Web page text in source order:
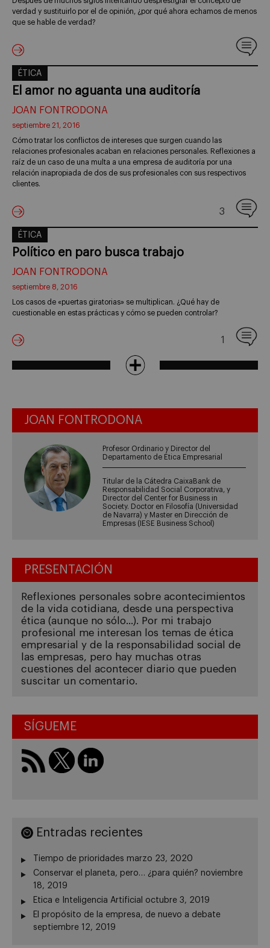
verdad y sustituirlo por el de opinión, ¿por qué ahora echamos de menos
que se hable de verdad?
ÉTICA
El amor no aguanta una auditoría
JOAN FONTRODONA
septiembre 21, 2016
Cómo tratar los conflictos de intereses que surgen cuando las
relaciones profesionales acaban en relaciones personales. Reflexiones a
raíz de un caso de una multa a una empresa de auditoría por una
relación inapropiada de dos de sus profesionales con sus respectivos
clientes.
3
ÉTICA
Político en paro busca trabajo
JOAN FONTRODONA
septiembre 8, 2016
Los casos de «puertas giratorias» se multiplican. ¿Qué hay de
cuestionable en estas prácticas y cómo se pueden controlar?
1
JOAN FONTRODONA
Profesor Ordinario y Director del
Departamento de Ética Empresarial
Titular de la Cátedra CaixaBank de
Responsabilidad Social Corporativa, y
Director del Center for Business in
Society. Doctor en Filosofía (Universidad
de Navarra) y Master en Dirección de
Empresas (IESE Business School)
PRESENTACIÓN
Reflexiones personales sobre acontecimientos
de la vida cotidiana, desde una perspectiva
ética (aunque no sólo...). Por mi trabajo
profesional me interesan los temas de ética
empresarial y de la responsabilidad social de
las empresas, pero hay muchas otras
cuestiones del acontecer diario que pueden
suscitar un comentario.
SÍGUEME
Entradas recientes
Tiempo de prioridades marzo 23, 2020
Conservar el planeta, pero… ¿para quién? noviembre
18, 2019
Etica e Inteligencia Artificial
octubre 3, 2019
El propósito de la empresa, de nuevo a debate
septiembre 12, 2019